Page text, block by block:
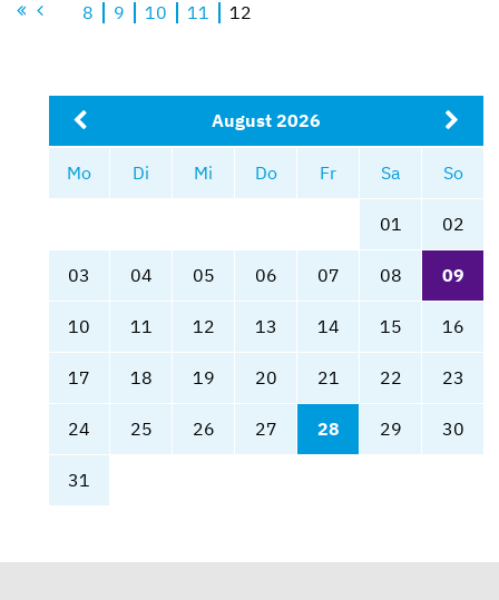
8 9 10 11 12
August 2026
Mo Di Mi Do Fr Sa So
01 02
03 04 05 06 07 08 09
10 11 12 13 14 15 16
17 18 19 20 21 22 23
24 25 26 27 28 29 30
31